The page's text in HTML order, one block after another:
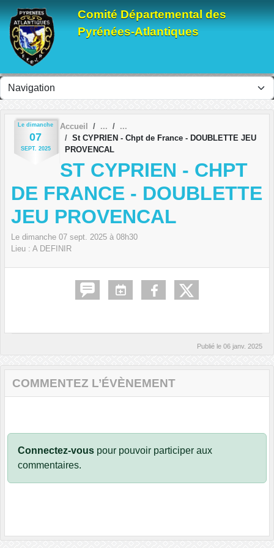
Comité Départemental des
Pyrénées-Atlantiques
Le dimanche
07
SEPT. 2025
Accueil
St CYPRIEN - Chpt de France - DOUBLETTE JEU
PROVENCAL
ST CYPRIEN - CHPT
DE FRANCE - DOUBLETTE
JEU PROVENCAL
Le dimanche 07 sept. 2025 à 08h30
Lieu : A DEFINIR
Publié le 06 janv. 2025
COMMENTEZ L’ÉVÈNEMENT
Connectez-vous pour pouvoir participer aux
commentaires.
Panneau de gestion des cookies